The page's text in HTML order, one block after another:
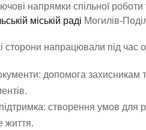
напрямки спільної
міській раді Могилів-
сторони напрацювали під час
допомога захисникам
створення умов для
життя.